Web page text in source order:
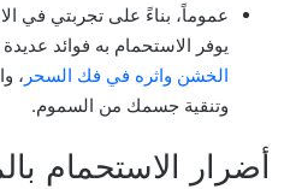
عموماً، بناءً على تجربتي في
يوفر الاستحمام به فوائد
الخشن واثره في فك السحر ،
وتنقية جسمك من السموم.
أضرار الاستحمام